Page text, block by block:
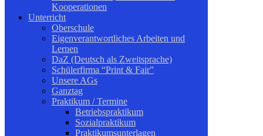
Kooperationen
Unterricht
Oberschule
Eigenverantwortliches Arbeiten und
Lernen
DaZ (Deutsch als Zweitsprache)
Schülerfirma “Print & Fair”
Unsere AGs
Ganztag
Praktikum / Termine
Betriebspraktikum
Sozialpraktikum
Praktikumsunterlagen